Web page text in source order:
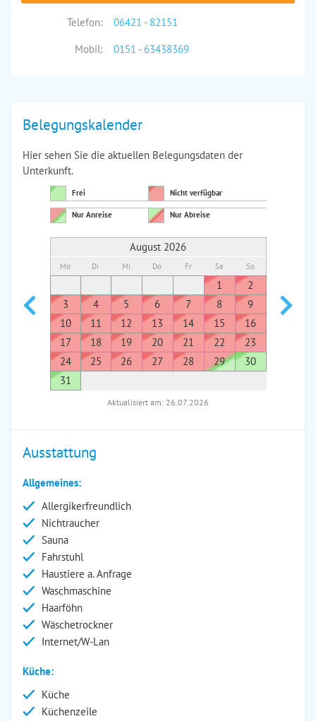
Telefon:
06421 - 82151
Mobil:
0151 - 63438369
Belegungskalender
Hier sehen Sie die aktuellen Belegungsdaten der
Unterkunft.
Frei Nicht verfügbar
Nur Anreise Nur Abreise
August 2026
Mo Di Mi Do Fr Sa So
1
2
3
4 5 6 7 8
9
10
11 12 13 14 15
16
17
18 19 20 21 22
23
24
25 26 27 28 29
30
31
7
Aktualisiert am: 26.07.2026
Ausstattung
Allgemeines:
Allergikerfreundlich
Nichtraucher
Sauna
Fahrstuhl
Haustiere a. Anfrage
Waschmaschine
Haarföhn
Wäschetrockner
Internet/W-Lan
Küche:
Küche
Küchenzeile